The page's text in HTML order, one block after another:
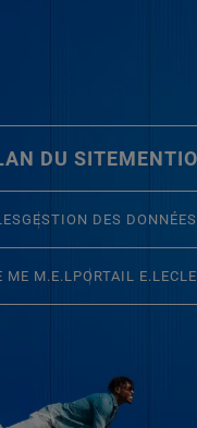
DU SITE
GESTION DES
ME M.E.LPORTAIL